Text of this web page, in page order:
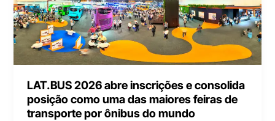
LAT.BUS 2026 abre inscrições e consolida
posição como uma das maiores feiras de
transporte por ônibus do mundo